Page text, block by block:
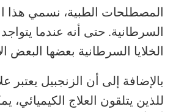
المصطلحات الطبية، نسمي هذا
السرطانية. حتى أنه عندما يتواجد
الخلايا السرطانية بعضها البعض
بالإضافة إلى أن الزنجبيل يعتبر
للذين يتلقون العلاج الكيميائي،